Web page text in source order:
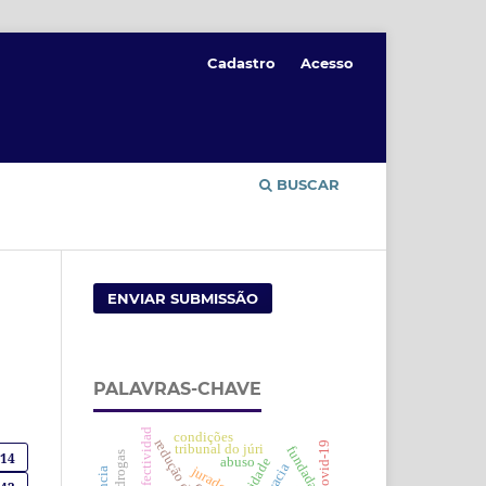
BUSCAR
Cadastro Acesso
ENVIAR SUBMISSÃO
PALAVRAS-CHAVE
abuso
tribunal do júri
efectividad condições
covid-19